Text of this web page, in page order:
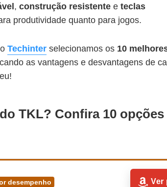
, construção resistente e teclas
produtividade quanto para jogos.
Techinter selecionamos os 10
as vantagens e desvantagens de
TKL? Confira 10 opções
desempenho Ver